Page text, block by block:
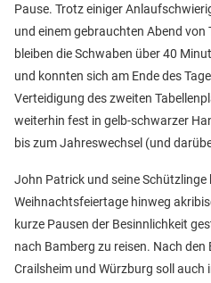
Pause. Trotz einiger
und einem gebrauchten Abend
bleiben die Schwaben über 40
und konnten sich am Ende des
Verteidigung des zweiten
weiterhin fest in gelb-schwarzer
bis zum Jahreswechsel (und
John Patrick und seine
Weihnachtsfeiertage hinweg
kurze Pausen der Besinnlichkeit
nach Bamberg zu reisen. Nach
Crailsheim und Würzburg soll auch